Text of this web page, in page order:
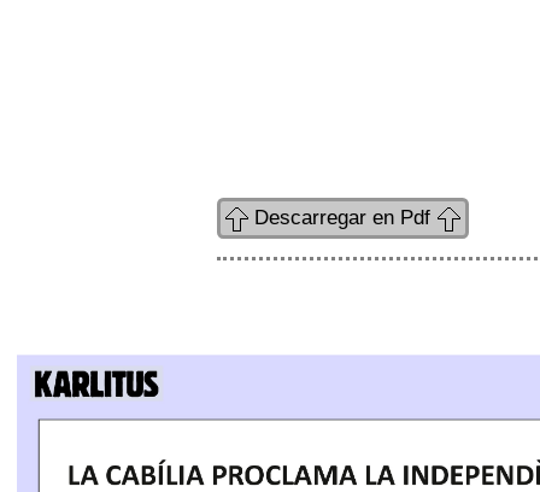
Descarregar en Pdf